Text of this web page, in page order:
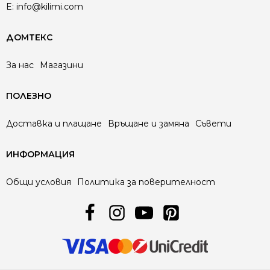
E: info@kilimi.com
ДОМТЕКС
За нас Магазини
ПОЛЕЗНО
Доставка и плащане Връщане и замяна Съвети
ИНФОРМАЦИЯ
Общи условия Политика за поверителност